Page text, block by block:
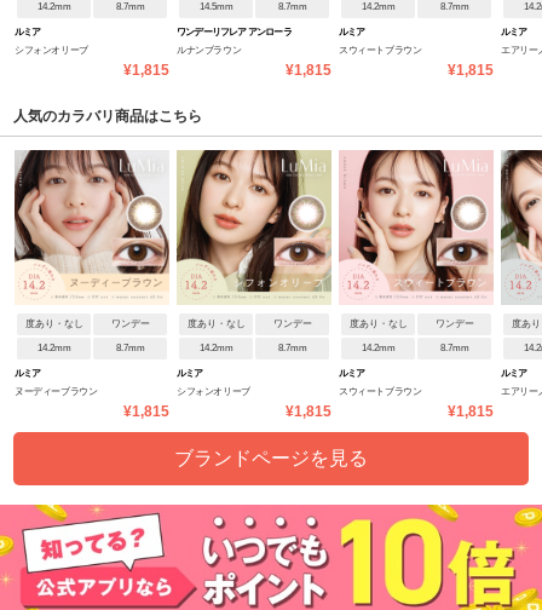
14.2mm 8.7mm
ルミア
シフォンオリーブ
¥1,815
14.5mm 8.7mm
ワンデーリフレア アンローラ
ルナンブラウン
¥1,815
14.2mm 8.7mm
ルミア
スウィートブラウン
¥1,815
ルミア
エアリー
人気のカラバリ商品はこちら
度あり・なし ワンデー
14.2mm 8.7mm
ルミア
ヌーディーブラウン
¥1,815
度あり・なし ワンデー
14.2mm 8.7mm
ルミア
シフォンオリーブ
¥1,815
度あり・なし ワンデー
14.2mm 8.7mm
ルミア
スウィートブラウン
¥1,815
度あ
ルミア
エアリー
ブランドページを見る